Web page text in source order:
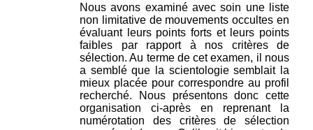
Nous avons examiné avec soin une liste
non limitative de mouvements occultes en
évaluant leurs points forts et leurs points
faibles par rapport à nos critères de
sélection. Au terme de cet examen, il nous
a semblé que la scientologie semblait la
mieux placée pour correspondre au profil
recherché. Nous présentons donc cette
organisation ci-après en reprenant la
numérotation des critères de sélection